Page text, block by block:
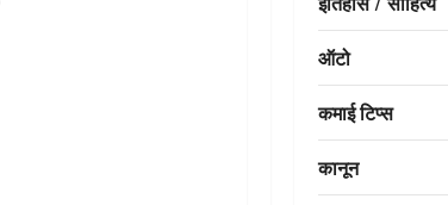
ऑटो
कमाई टिप्स
कानून